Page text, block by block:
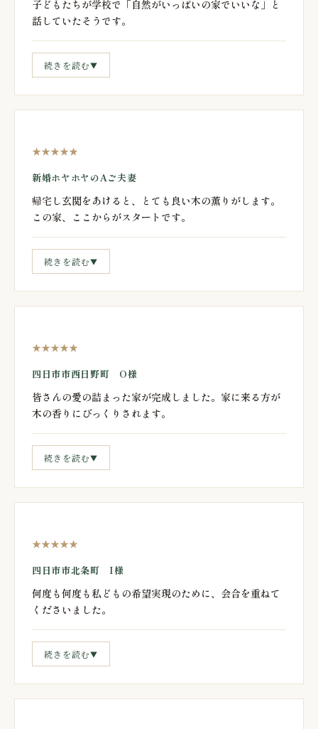
子どもたちが学校で「自然がいっぱいの家でいいな」と
話していたそうです。
続きを読む▼
★★★★★
新婚ホヤホヤのAご夫妻
帰宅し玄関をあけると、とても良い木の薫りがします。
この家、ここからがスタートです。
続きを読む▼
★★★★★
四日市市西日野町 O様
皆さんの愛の詰まった家が完成しました。家に来る方が
木の香りにびっくりされます。
続きを読む▼
★★★★★
四日市市北条町 I様
何度も何度も私どもの希望実現のために、会合を重ねて
くださいました。
続きを読む▼